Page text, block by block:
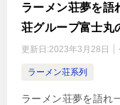
ラーメン荘夢を語
荘グループ富士丸
更新日:2023年3月28日
ラーメン荘系列
ラーメン荘夢を語れ